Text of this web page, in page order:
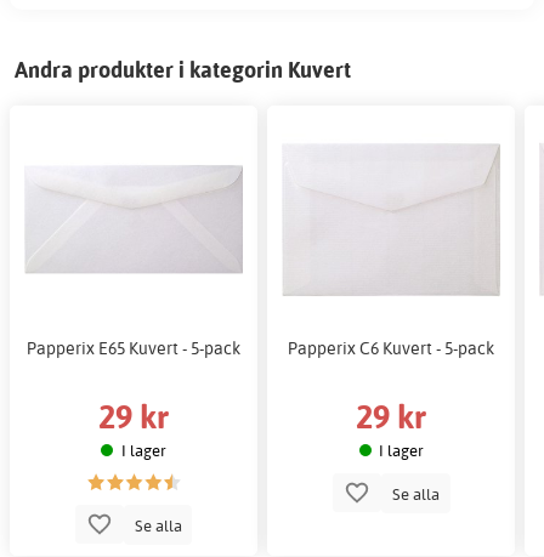
Andra produkter i kategorin Kuvert
Papperix E65 Kuvert - 5-pack
29 kr
I lager
Se alla
Papperix C6 Kuvert - 5-pack
29 kr
I lager
Se alla